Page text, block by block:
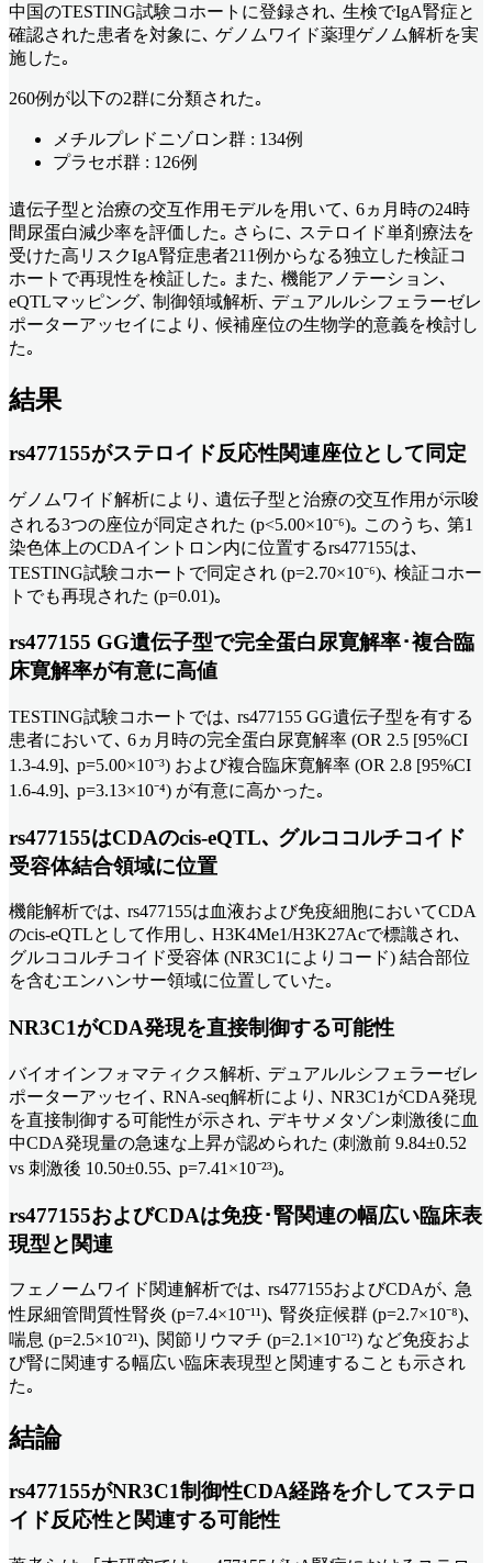
中国のTESTING試験コホートに登録され､ 生検でIgA腎症と
確認された患者を対象に､ ゲノムワイド薬理ゲノム解析を実
施した｡
260例が以下の2群に分類された｡
メチルプレドニゾロン群 : 134例
プラセボ群 : 126例
遺伝子型と治療の交互作用モデルを用いて､ 6ヵ月時の24時
間尿蛋白減少率を評価した｡ さらに､ ステロイド単剤療法を
受けた高リスクIgA腎症患者211例からなる独立した検証コ
ホートで再現性を検証した｡ また､ 機能アノテーション､
eQTLマッピング､ 制御領域解析､ デュアルルシフェラーゼレ
ポーターアッセイにより､ 候補座位の生物学的意義を検討し
た｡
結果
rs477155がステロイド反応性関連座位として同定
ゲノムワイド解析により､ 遺伝子型と治療の交互作用が示唆
される3つの座位が同定された (p<5.00×10⁻⁶)｡ このうち､ 第1
染色体上のCDAイントロン内に位置するrs477155は､
TESTING試験コホートで同定され (p=2.70×10⁻⁶)､ 検証コホー
トでも再現された (p=0.01)｡
rs477155 GG遺伝子型で完全蛋白尿寛解率･複合臨
床寛解率が有意に高値
TESTING試験コホートでは､ rs477155 GG遺伝子型を有する
患者において､ 6ヵ月時の完全蛋白尿寛解率 (OR 2.5 [95%CI
1.3-4.9]､ p=5.00×10⁻³) および複合臨床寛解率 (OR 2.8 [95%CI
1.6-4.9]､ p=3.13×10⁻⁴) が有意に高かった｡
rs477155はCDAのcis-eQTL､ グルココルチコイド
受容体結合領域に位置
機能解析では､ rs477155は血液および免疫細胞においてCDA
のcis-eQTLとして作用し､ H3K4Me1/H3K27Acで標識され､
グルココルチコイド受容体 (NR3C1によりコード) 結合部位
を含むエンハンサー領域に位置していた｡
NR3C1がCDA発現を直接制御する可能性
バイオインフォマティクス解析､ デュアルルシフェラーゼレ
ポーターアッセイ､ RNA-seq解析により､ NR3C1がCDA発現
を直接制御する可能性が示され､ デキサメタゾン刺激後に血
中CDA発現量の急速な上昇が認められた (刺激前 9.84±0.52
vs 刺激後 10.50±0.55､ p=7.41×10⁻²³)｡
rs477155およびCDAは免疫･腎関連の幅広い臨床表
現型と関連
フェノームワイド関連解析では､ rs477155およびCDAが､ 急
性尿細管間質性腎炎 (p=7.4×10⁻¹¹)､ 腎炎症候群 (p=2.7×10⁻⁸)､
喘息 (p=2.5×10⁻²¹)､ 関節リウマチ (p=2.1×10⁻¹²) など免疫およ
び腎に関連する幅広い臨床表現型と関連することも示され
た｡
結論
rs477155がNR3C1制御性CDA経路を介してステロ
イド反応性と関連する可能性